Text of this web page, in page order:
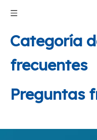
Categoría
frecuentes
Preguntas